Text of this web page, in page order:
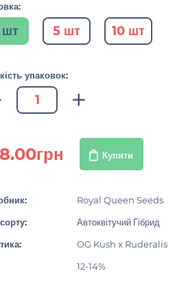
шт 5 шт 10 шт
упаковок:
Купити
Royal Queen Seeds
Автоквітучий Гібрид
OG Kush x Ruderalis
12-14%